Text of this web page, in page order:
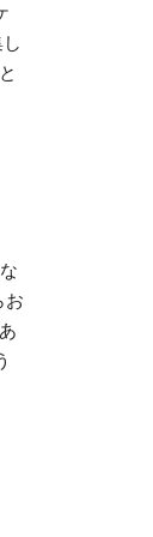
お